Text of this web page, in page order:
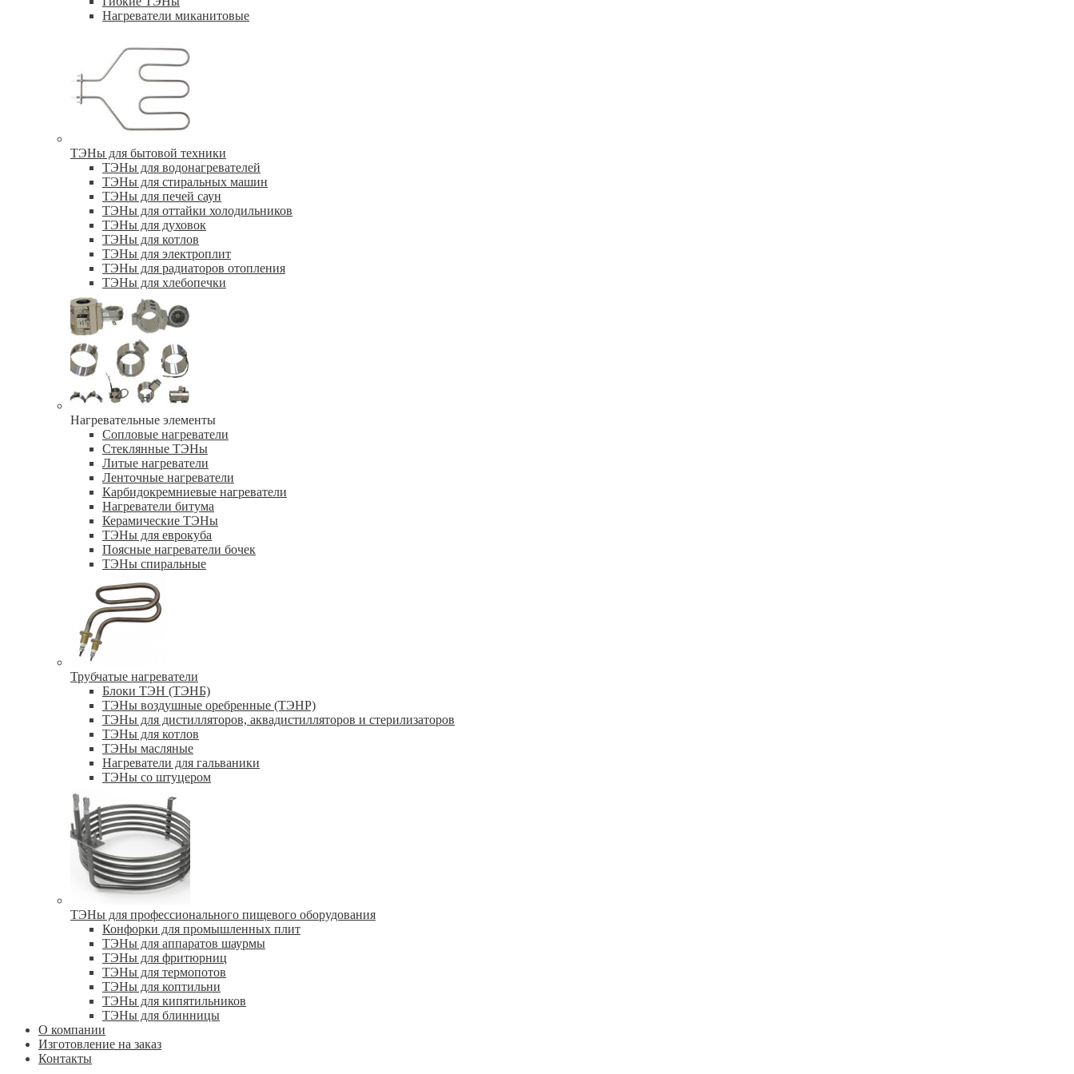
Нагреватели миканитовые
ТЭНы для бытовой техники
ТЭНы для водонагревателей
ТЭНы для стиральных машин
ТЭНы для печей саун
ТЭНы для оттайки холодильников
ТЭНы для духовок
ТЭНы для котлов
ТЭНы для электроплит
ТЭНы для радиаторов отопления
ТЭНы для хлебопечки
Нагревательные элементы
Сопловые нагреватели
Стеклянные ТЭНы
Литые нагреватели
Ленточные нагреватели
Карбидокремниевые нагреватели
Нагреватели битума
Керамические ТЭНы
ТЭНы для еврокуба
Поясные нагреватели бочек
ТЭНы спиральные
Трубчатые нагреватели
Блоки ТЭН (ТЭНБ)
ТЭНы воздушные оребренные (ТЭНР)
ТЭНы для дистилляторов, аквадистилляторов и стерилизаторов
ТЭНы для котлов
ТЭНы масляные
Нагреватели для гальваники
ТЭНы со штуцером
ТЭНы для профессионального пищевого оборудования
Конфорки для промышленных плит
ТЭНы для аппаратов шаурмы
ТЭНы для фритюрниц
ТЭНы для термопотов
ТЭНы для коптильни
ТЭНы для кипятильников
ТЭНы для блинницы
О компании
Изготовление на заказ
Контакты